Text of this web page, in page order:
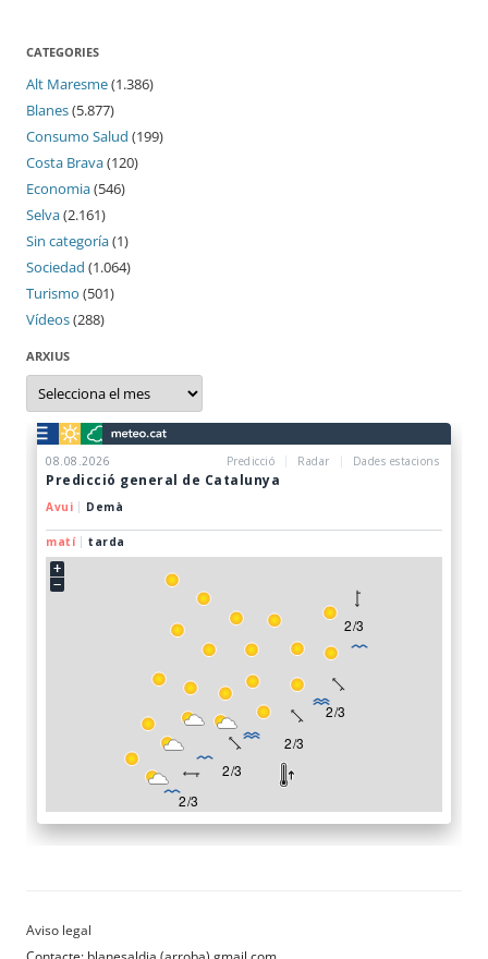
CATEGORIES
Alt Maresme(1.386)
Blanes(5.877)
Consumo Salud (199)
Costa Brava(120)
Economia(546)
Selva(2.161)
Sin categoría(1)
Sociedad (1.064)
Turismo (501)
Vídeos(288)
ARXIUS
Arxius